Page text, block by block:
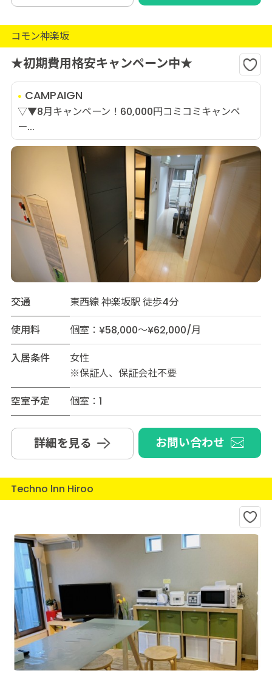
コモン神楽坂
★初期費用格安キャンペーン中★
CAMPAIGN
▽▼8月キャンペーン！60,000円コミコミキャンペ
ー...
交通
東西線 神楽坂駅 徒歩4分
使用料
個室：¥58,000～¥62,000/月
入居条件
女性
※保証人、保証会社不要
空室予定
個室：1
詳細を見る お問い合わせ
Techno lnn Hiroo